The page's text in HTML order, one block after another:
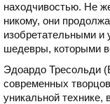
находчивостью. Не
никому, они
изобретательными и
шедевры, которыми
Эдоардо Тресольди
современных
уникальной технике,